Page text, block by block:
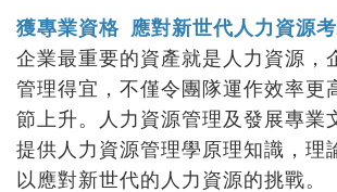
獲專業資格 應對新世代人力資源
企業最重要的資產就是人力資源，
管理得宜，不僅令團隊運作效率更
節上升。人力資源管理及發展專業
提供人力資源管理學原理知識，理
以應對新世代的人力資源的挑戰。